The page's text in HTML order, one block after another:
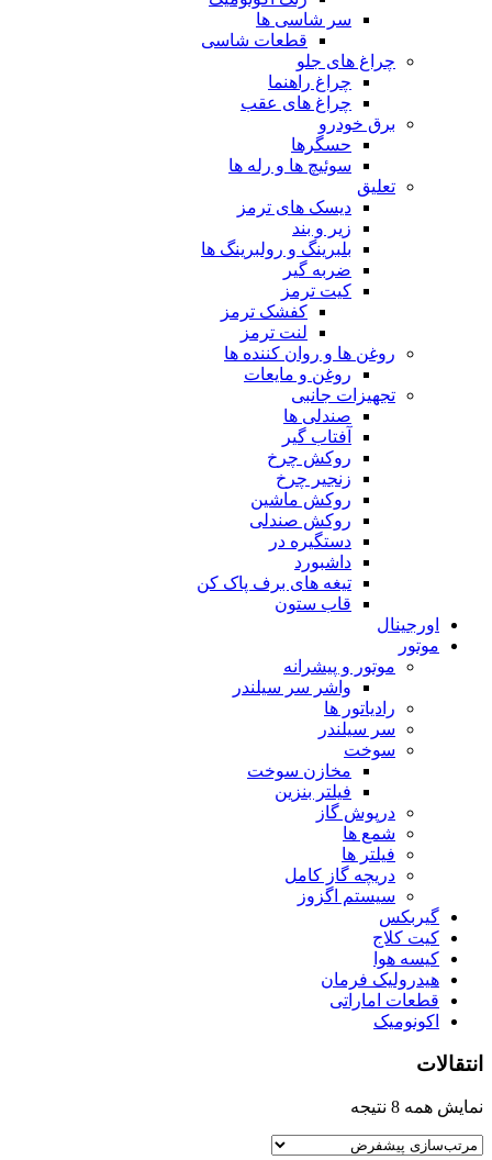
سر شاسی ها
قطعات شاسی
چراغ های جلو
چراغ راهنما
چراغ های عقب
برق خودرو
حسگرها
سوئیچ ها و رله ها
تعلیق
دیسک های ترمز
زیر و بند
بلبرینگ و رولبرینگ ها
ضربه گیر
کیت ترمز
کفشک ترمز
لنت ترمز
روغن ها و روان کننده ها
روغن و مایعات
تجهیزات جانبی
صندلی ها
آفتاب گیر
روکش چرخ
زنجیر چرخ
روکش ماشین
روکش صندلی
دستگیره در
داشبورد
تیغه های برف پاک کن
قاب ستون
اورجینال
موتور
موتور و پیشرانه
واشر سر سیلندر
رادیاتور ها
سر سیلندر
سوخت
مخازن سوخت
فیلتر بنزین
درپوش گاز
شمع ها
فیلتر ها
دریچه گاز کامل
سیستم اگزوز
گیربکس
کیت کلاج
کیسه هوا
هیدرولیک فرمان
قطعات اماراتی
اکونومیک
انتقالات
نمایش همه 8 نتیجه